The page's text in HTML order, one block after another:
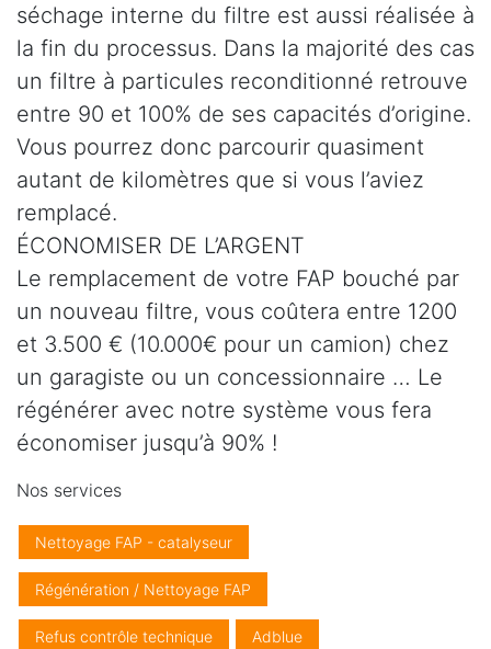
séchage interne du filtre est aussi réalisée à
la fin du processus. Dans la majorité des cas
un filtre à particules reconditionné retrouve
entre 90 et 100% de ses capacités d’origine.
Vous pourrez donc parcourir quasiment
autant de kilomètres que si vous l’aviez
remplacé.
ÉCONOMISER DE L’ARGENT
Le remplacement de votre FAP bouché par
un nouveau filtre, vous coûtera entre 1200
et 3.500 € (10.000€ pour un camion) chez
un garagiste ou un concessionnaire … Le
régénérer avec notre système vous fera
économiser jusqu’à 90% !
Nos services
Nettoyage FAP - catalyseur
Régénération / Nettoyage FAP
Refus contrôle technique Adblue